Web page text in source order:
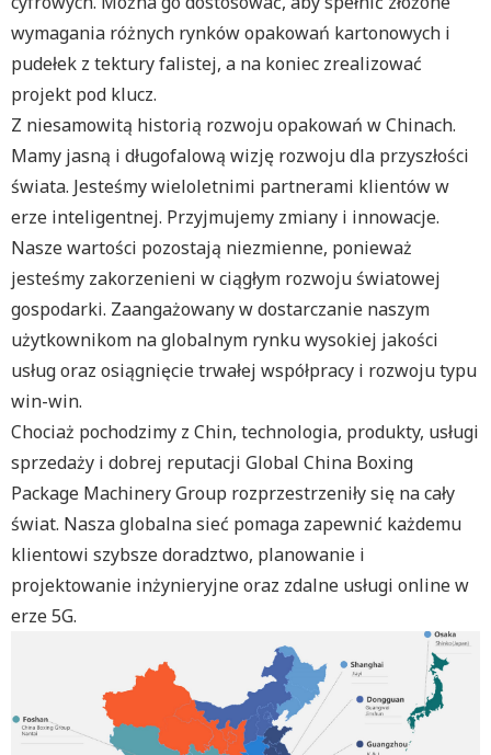
wymagania różnych rynków opakowań kartonowych i
pudełek z tektury falistej, a na koniec zrealizować
projekt pod klucz.
Z niesamowitą historią rozwoju opakowań w Chinach.
Mamy jasną i długofalową wizję rozwoju dla przyszłości
świata. Jesteśmy wieloletnimi partnerami klientów w
erze inteligentnej. Przyjmujemy zmiany i innowacje.
Nasze wartości pozostają niezmienne, ponieważ
jesteśmy zakorzenieni w ciągłym rozwoju światowej
gospodarki. Zaangażowany w dostarczanie naszym
użytkownikom na globalnym rynku wysokiej jakości
usług oraz osiągnięcie trwałej współpracy i rozwoju typu
win-win.
Chociaż pochodzimy z Chin, technologia, produkty, usługi
sprzedaży i dobrej reputacji Global China Boxing
Package Machinery Group rozprzestrzeniły się na cały
świat. Nasza globalna sieć pomaga zapewnić każdemu
klientowi szybsze doradztwo, planowanie i
projektowanie inżynieryjne oraz zdalne usługi online w
erze 5G.